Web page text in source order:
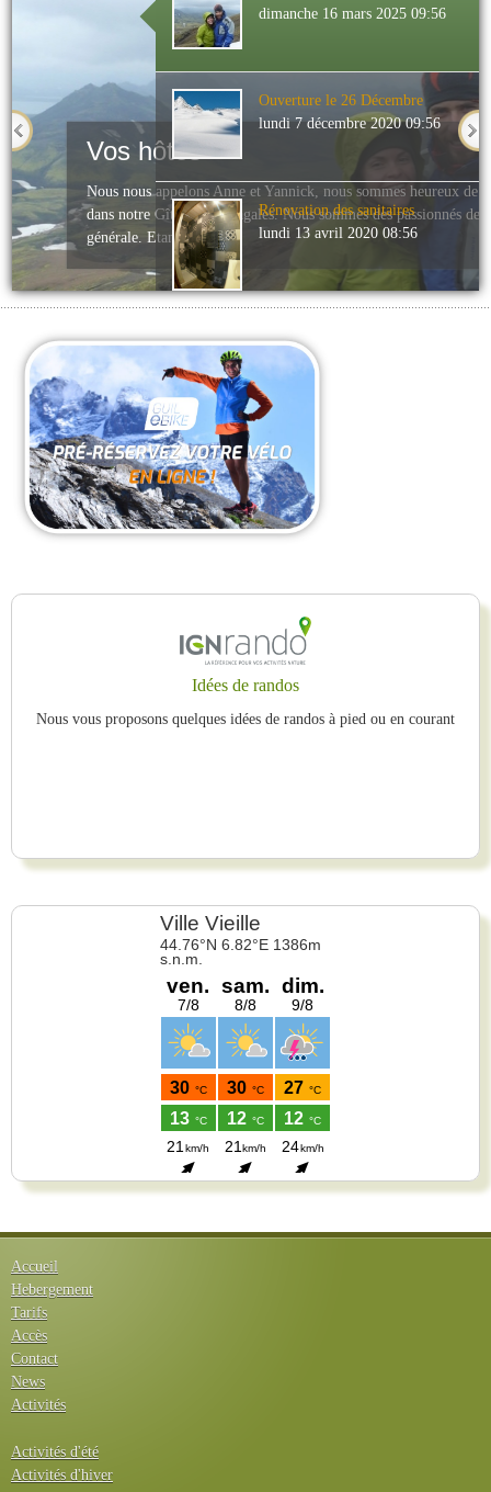
Vos hôtes
Nous nous appelons Anne et Yannick, nous sommes heureux de
dans notre Gîte Les Astragales. Nous sommes des passionnés de
générale. Etant...
dimanche 16 mars 2025 09:56
Ouverture le 26 Décembre
lundi 7 décembre 2020 09:56
Rénovation des sanitaires
lundi 13 avril 2020 08:56
samedi 30 janvier 2016 23:00
Idées de randos
Nous vous proposons quelques idées de randos à pied ou en courant
Accueil
Hebergement
Tarifs
Accès
Contact
News
Activités
Activités d'été
Activités d'hiver